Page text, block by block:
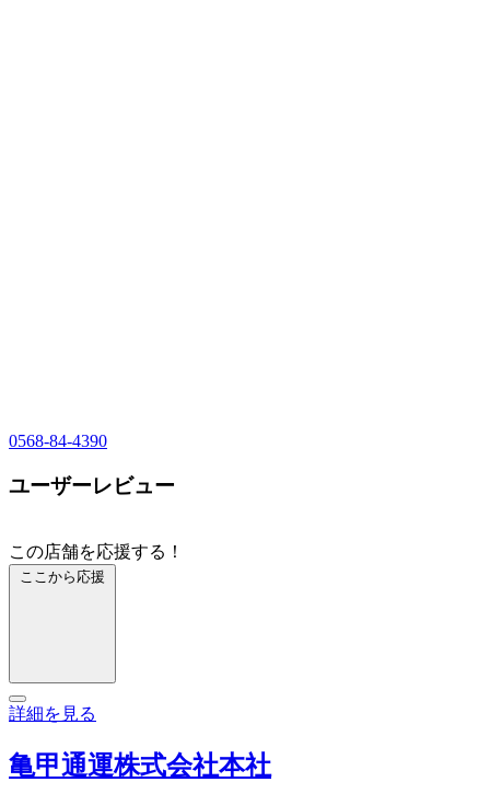
0568-84-4390
ユーザーレビュー
この店舗を応援する！
ここから応援
詳細を見る
亀甲通運株式会社本社